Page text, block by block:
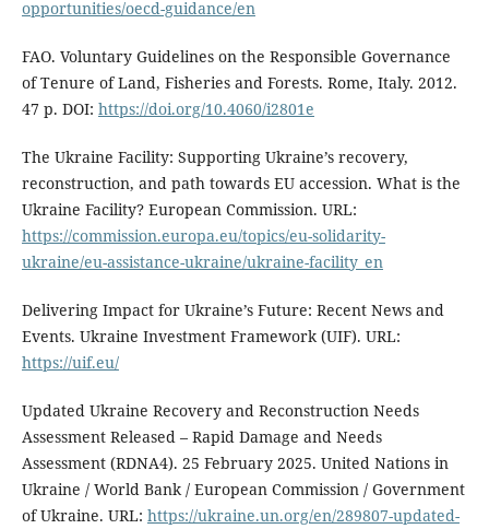
opportunities/oecd-guidance/en
FAO. Voluntary Guidelines on the Responsible Governance
of Tenure of Land, Fisheries and Forests. Rome, Italy. 2012.
47 p. DOI: https://doi.org/10.4060/i2801e
The Ukraine Facility: Supporting Ukraine’s recovery,
reconstruction, and path towards EU accession. What is the
Ukraine Facility? European Commission. URL:
https://commission.europa.eu/topics/eu-solidarity-
ukraine/eu-assistance-ukraine/ukraine-facility_en
Delivering Impact for Ukraine’s Future: Recent News and
Events. Ukraine Investment Framework (UIF). URL:
https://uif.eu/
Updated Ukraine Recovery and Reconstruction Needs
Assessment Released – Rapid Damage and Needs
Assessment (RDNA4). 25 February 2025. United Nations in
Ukraine / World Bank / European Commission / Government
of Ukraine. URL: https://ukraine.un.org/en/289807-updated-